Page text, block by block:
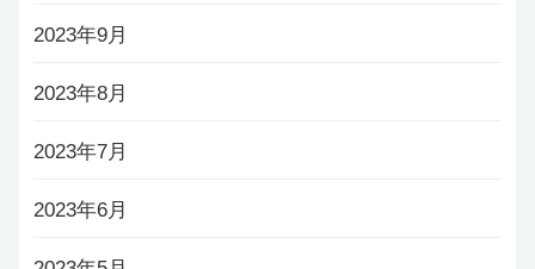
2023年9月
2023年8月
2023年7月
2023年6月